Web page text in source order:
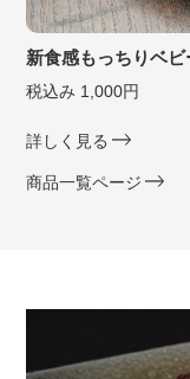
新食感もっちりベビ
税込み 1,000円
詳しく見る
商品一覧ページ